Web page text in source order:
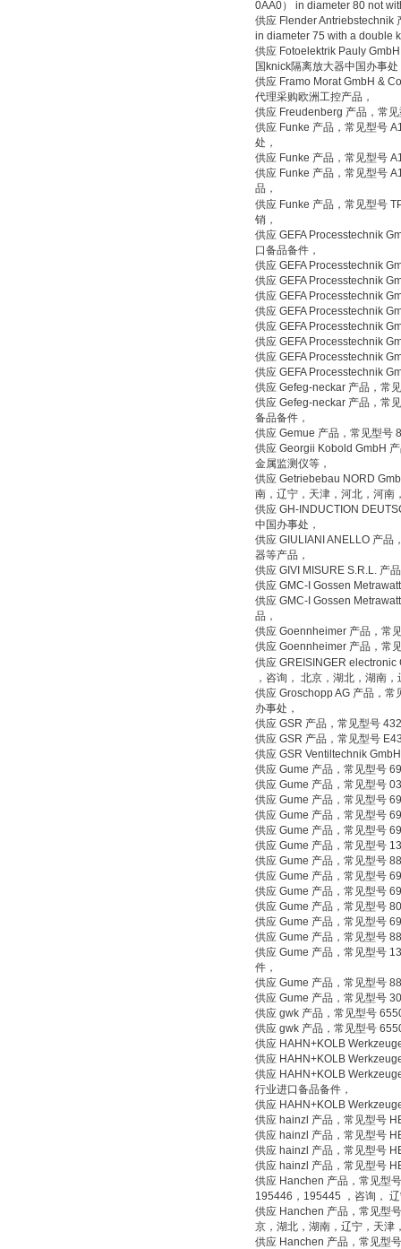
0AA0） in diameter 80 not
供应 Flender Antriebstechnik
in diameter 75 with a double
供应 Fotoelektrik Pauly
国knick隔离放大器中国办事处
供应 Framo Morat GmbH &
代理采购欧洲工控产品，
供应 Freudenberg 产品，常
供应 Funke 产品，常见型号
处，
供应 Funke 产品，常见型号
供应 Funke 产品，常见型号
品，
供应 Funke 产品，常见型号
销，
供应 GEFA Processtechnik
口备品备件，
供应 GEFA Processtechnik
供应 GEFA Processtechnik
供应 GEFA Processtechnik
供应 GEFA Processtechnik
供应 GEFA Processtechnik
供应 GEFA Processtechnik
供应 GEFA Processtechnik
供应 GEFA Processtechnik
供应 Gefeg-neckar 产品，常
供应 Gefeg-neckar 产品，常
备品备件，
供应 Gemue 产品，常见型号
供应 Georgii Kobold GmbH
金属监测仪等，
供应 Getriebebau NORD
南，辽宁，天津，河北，河南
供应 GH-INDUCTION
中国办事处，
供应 GIULIANI ANELLO 产
器等产品，
供应 GIVI MISURE S.R.L. 产
供应 GMC-I Gossen
供应 GMC-I Gossen
品，
供应 Goennheimer 产品，常
供应 Goennheimer 产品，常
供应 GREISINGER
，咨询， 北京，湖北，湖南
供应 Groschopp AG 产品，
办事处，
供应 GSR 产品，常见型号
供应 GSR 产品，常见型号
供应 GSR Ventiltechnik
供应 Gume 产品，常见型号
供应 Gume 产品，常见型号
供应 Gume 产品，常见型号
供应 Gume 产品，常见型号
供应 Gume 产品，常见型号
供应 Gume 产品，常见型号
供应 Gume 产品，常见型号
供应 Gume 产品，常见型号
供应 Gume 产品，常见型号
供应 Gume 产品，常见型号
供应 Gume 产品，常见型号
供应 Gume 产品，常见型号
供应 Gume 产品，常见型号
件，
供应 Gume 产品，常见型号
供应 Gume 产品，常见型号
供应 gwk 产品，常见型号
供应 gwk 产品，常见型号
供应 HAHN+KOLB
供应 HAHN+KOLB
供应 HAHN+KOLB
行业进口备品备件，
供应 HAHN+KOLB
供应 hainzl 产品，常见型号
供应 hainzl 产品，常见型号
供应 hainzl 产品，常见型号
供应 hainzl 产品，常见型号
供应 Hanchen 产品，常见型
195446，195445 ，咨询，
供应 Hanchen 产品，常见型
京，湖北，湖南，辽宁，天津
供应 Hanchen 产品，常见型